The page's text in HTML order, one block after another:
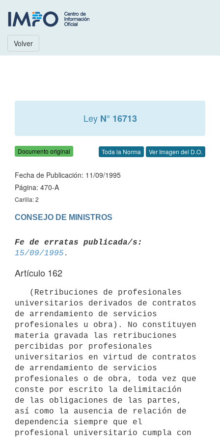
Volver
Ley N° 16713
Documento original Toda la Norma Ver Imagen del D.O.
Fecha de Publicación: 11/09/1995
Página: 470-A
Carilla: 2
Fe de erratas publicada/s:
15/09/1995
Artículo 162
universitarios derivados de contratos
de arrendamiento de servicios
profesionales u obra). No constituyen
materia gravada las retribuciones
percibidas por profesionales
universitarios en virtud de contratos
de arrendamiento de servicios
profesionales o de obra, toda vez que
conste por escrito la delimitación
de las obligaciones de las partes,
así como la ausencia de relación de
dependencia siempre que el
profesional universitario cumpla con